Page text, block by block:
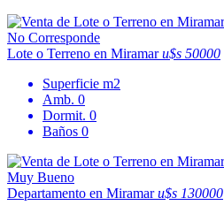
No Corresponde
Lote o Terreno en Miramaru$s 50000
Superficie m2
Amb. 0
Dormit. 0
Baños 0
Muy Bueno
Departamento en Miramaru$s 130000